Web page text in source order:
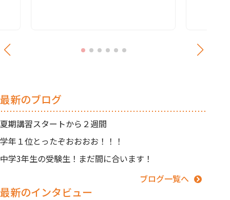
最新のブログ
夏期講習スタートから２週間
学年１位とったぞおおおお！！！
中学3年生の受験生！まだ間に合います！
ブログ一覧へ
最新のインタビュー